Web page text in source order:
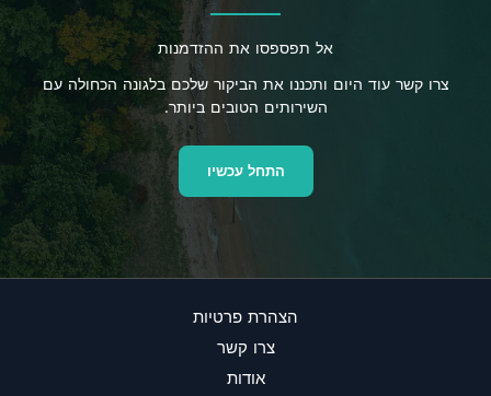
אל תפספסו את ההזדמנות
עוד היום ותכננו את הביקור שלכם בלגונה הכחולה עם
השירותים הטובים ביותר.
הצהרת פרטיות